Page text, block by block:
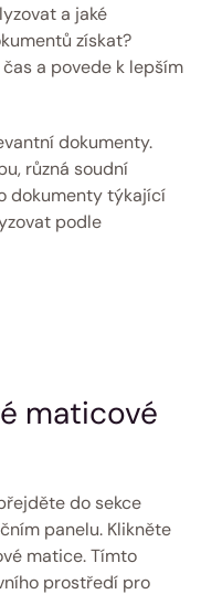
a jaké
získat?
a povede k lepším
dokumenty.
různá soudní
dokumenty týkající
podle
maticové
do sekce
panelu. Klikněte
matice. Tímto
prostředí pro